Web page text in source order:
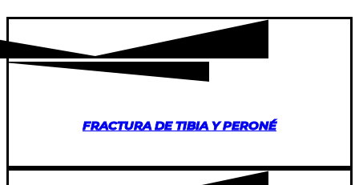
FRACTURA DE TIBIA Y PERONÉ